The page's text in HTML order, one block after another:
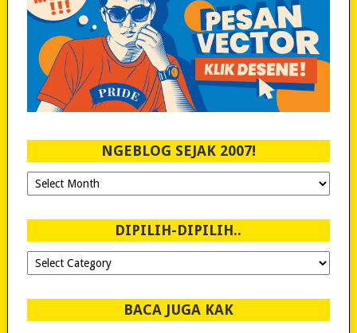
NGEBLOG SEJAK 2007!
Ngeblog
Sejak
DIPILIH-DIPILIH..
Dipilih-
dipilih..
BACA JUGA KAK